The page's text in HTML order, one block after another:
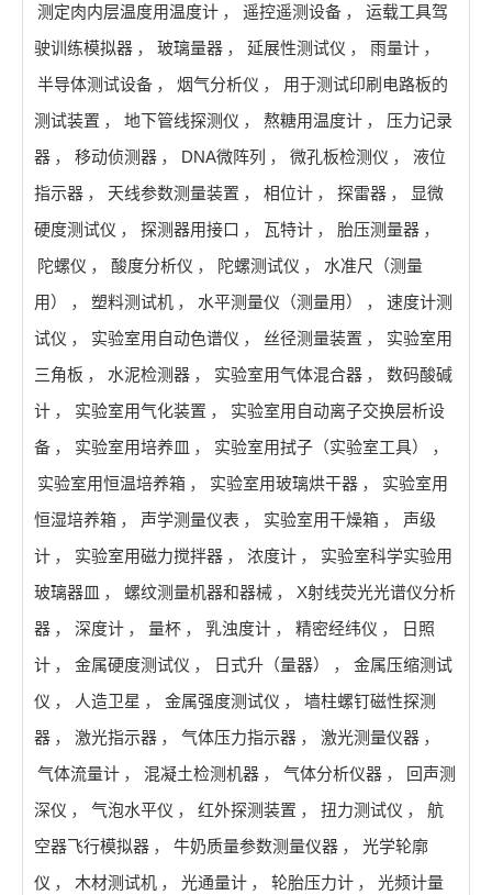
测定肉内层温度用温度计 ， 遥控遥测设备 ，
运载工具驾
驶训练模拟器 ， 玻璃量器 ， 延展性测试仪 ， 雨量计 ，
半导体测试设备 ， 烟气分析仪 ，
用于测试印刷电路板的
测试装置 ， 地下管线探测仪 ， 熬糖用温度计 ，
压力记录
器 ， 移动侦测器 ， DNA微阵列 ， 微孔板检测仪 ，
液位
指示器 ， 天线参数测量装置 ， 相位计 ， 探雷器 ，
显微
硬度测试仪 ， 探测器用接口 ， 瓦特计 ， 胎压测量器 ，
陀螺仪 ， 酸度分析仪 ， 陀螺测试仪 ，
水准尺（测量
用）
， 塑料测试机 ， 水平测量仪（测量用） ，
速度计测
试仪 ， 实验室用自动色谱仪 ， 丝径测量装置 ，
实验室用
三角板 ， 水泥检测器 ， 实验室用气体混合器 ，
数码酸碱
计 ， 实验室用气化装置 ，
实验室用自动离子交换层析设
备 ， 实验室用培养皿 ， 实验室用拭子（实验室工具）
，
实验室用恒温培养箱 ， 实验室用玻璃烘干器 ，
实验室用
恒湿培养箱 ， 声学测量仪表 ， 实验室用干燥箱 ，
声级
计 ， 实验室用磁力搅拌器 ， 浓度计 ，
实验室科学实验用
玻璃器皿 ， 螺纹测量机器和器械 ，
X射线荧光光谱仪分析
器 ， 深度计 ， 量杯 ， 乳浊度计 ， 精密经纬仪 ，
日照
计 ， 金属硬度测试仪 ， 日式升（量器） ，
金属压缩测试
仪 ， 人造卫星 ， 金属强度测试仪 ，
墙柱螺钉磁性探测
器 ， 激光指示器 ， 气体压力指示器 ， 激光测量仪器 ，
气体流量计 ， 混凝土检测机器 ， 气体分析仪器 ，
回声测
深仪 ， 气泡水平仪 ， 红外探测装置 ， 扭力测试仪 ，
航
空器飞行模拟器 ， 牛奶质量参数测量仪器 ，
光学轮廓
仪 ， 木材测试机 ， 光通量计 ， 轮胎压力计 ，
光频计量